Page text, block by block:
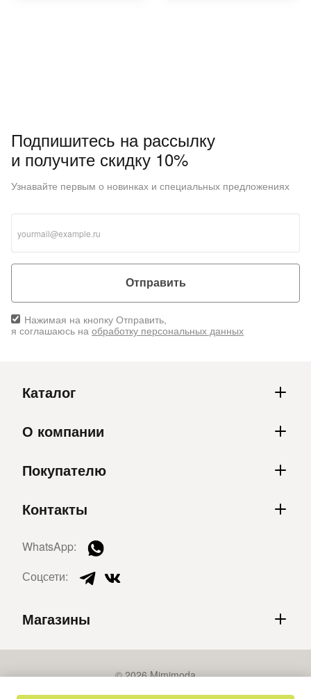
Подпишитесь на рассылку
и получите скидку 10%
Узнавайте первым о новинках и специальных предложениях
Отправить
Нажимая на кнопку Отправить,
я соглашаюсь на обработку персональных данных
Каталог
О компании
Покупателю
Контакты
WhatsApp:
Соцсети:
Магазины
© 2026 Mimimoda